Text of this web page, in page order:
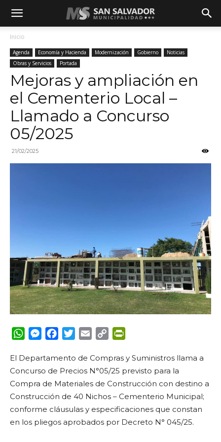
Inicio
Agenda Economía y Hacienda Modernización Gobierno
Noticias
Obras y Servicios
Portada
Mejoras y ampliación en
el Cementerio Local –
Llamado a Concurso
05/2025
21/02/2025
WhatsApp
Messenger
FacebookTwitterEmail Copy
El Departamento de Compras y Suministros llama a
Concurso de Precios N°05/25 previsto para la
Compra de Materiales de Construcción con destino a
Construcción de 40 Nichos – Cementerio Municipal;
conforme cláusulas y especificaciones que constan
en los pliegos aprobados por Decreto N° 045/25.